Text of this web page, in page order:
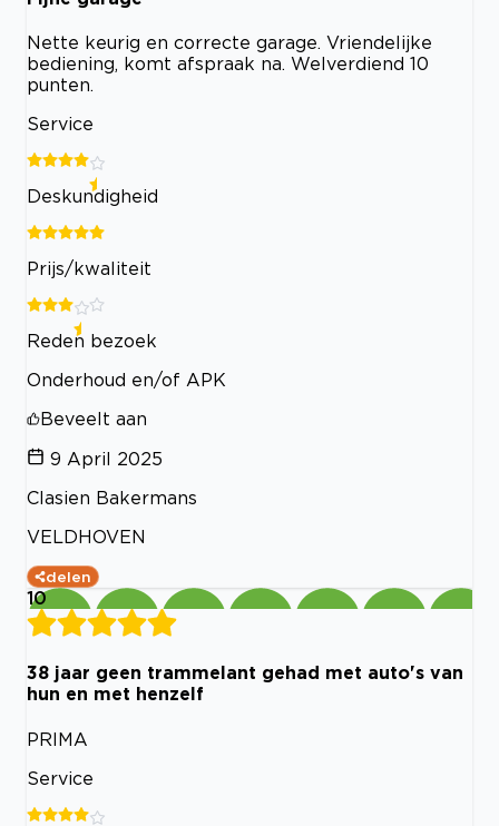
Nette keurig en correcte garage. Vriendelijke
bediening, komt afspraak na. Welverdiend 10
punten.
Service
Deskundigheid
Prijs/kwaliteit
Reden bezoek
Onderhoud en/of APK
Beveelt aan
9 April 2025
Clasien Bakermans
VELDHOVEN
delen
10
38 jaar geen trammelant gehad met auto's van
hun en met henzelf
PRIMA
Service